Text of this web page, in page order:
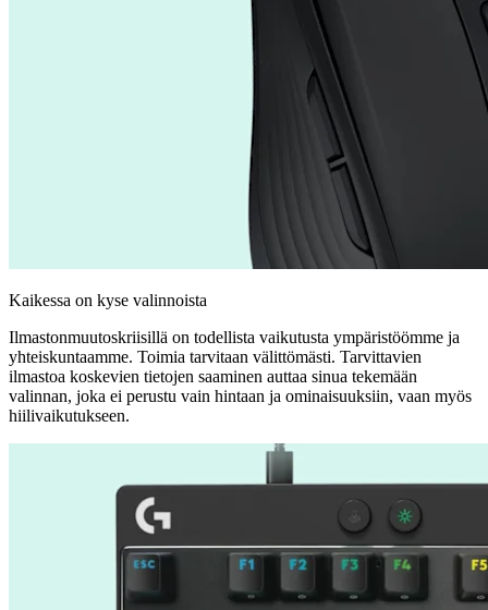
Kaikessa on kyse valinnoista
Ilmastonmuutoskriisillä on todellista vaikutusta ympäristöömme ja
yhteiskuntaamme. Toimia tarvitaan välittömästi. Tarvittavien
ilmastoa koskevien tietojen saaminen auttaa sinua tekemään
valinnan, joka ei perustu vain hintaan ja ominaisuuksiin, vaan myös
hiilivaikutukseen.